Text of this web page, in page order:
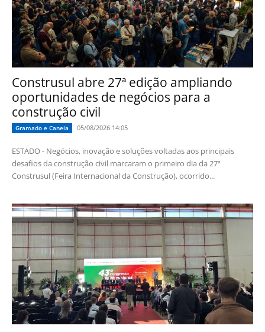
Construsul abre 27ª edição ampliando
oportunidades de negócios para a
construção civil
Gramado e Canela 05/08/2026 14:05
ESTADO - Negócios, inovação e soluções voltadas aos principais
desafios da construção civil marcaram o primeiro dia da 27ª
Construsul (Feira Internacional da Construção), ocorrido...